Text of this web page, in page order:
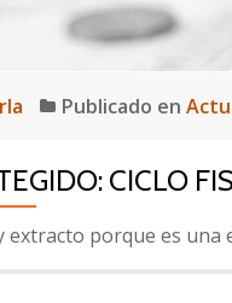
Publicado en
CICLO
extracto porque es una